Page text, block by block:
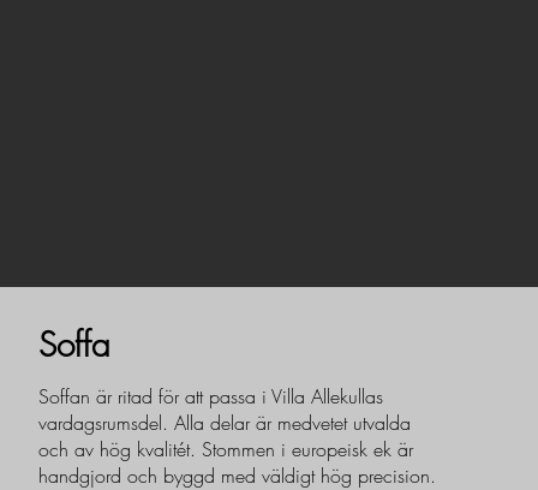
Soffa
Soffan är ritad för att passa i Villa Allekullas
vardagsrumsdel. Alla delar är medvetet utvalda
och av hög kvalitét. Stommen i europeisk ek är
handgjord och byggd med väldigt hög precision.